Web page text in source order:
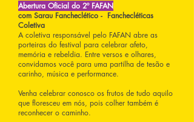
Abertura Oficial do 2º FAFAN
com Sarau Fancheclético - Fanchecléticas
Coletiva
A coletiva responsável pelo FAFAN abre as
porteiras do festival para celebrar afeto,
memória e rebeldia. Entre versos e olhares,
convidamos você para uma partilha de tesão e
carinho, música e performance.
Venha celebrar conosco os frutos de tudo aquilo
que floresceu em nós, pois colher também é
reconhecer o caminho.